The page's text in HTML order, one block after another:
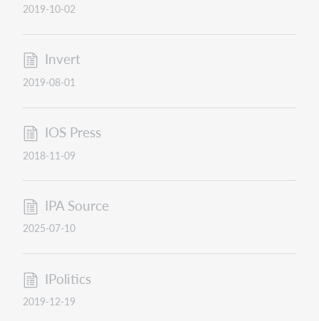
2019-10-02
Invert
2019-08-01
IOS Press
2018-11-09
IPA Source
2025-07-10
IPolitics
2019-12-19